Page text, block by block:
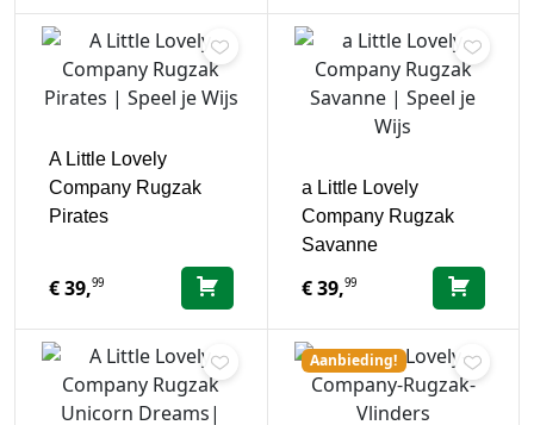
A Little Lovely
Company Rugzak
Pirates
€39,99
a Little Lovely
Company Rugzak
Savanne
€39,99
Aanbieding!